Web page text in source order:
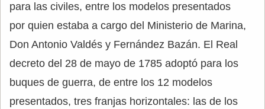
para las civiles, entre los modelos presentados
por quien estaba a cargo del Ministerio de Marina,
Don Antonio Valdés y Fernández Bazán. El Real
decreto del 28 de mayo de 1785 adoptó para los
buques de guerra, de entre los 12 modelos
presentados, tres franjas horizontales: las de los